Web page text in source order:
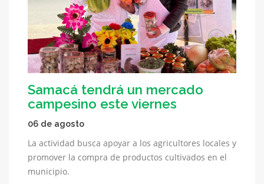
Samacá tendrá un mercado
campesino este viernes
06 de agosto
La actividad busca apoyar a los agricultores locales y
promover la compra de productos cultivados en el
municipio.